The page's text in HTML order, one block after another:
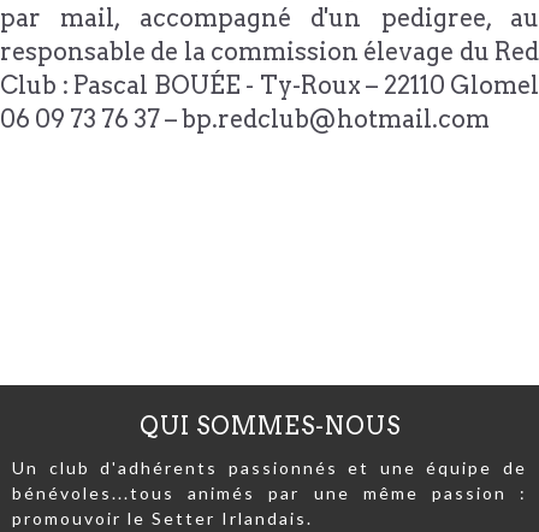
par mail, accompagné d'un pedigree, au
responsable de la commission élevage du Red
Club : Pascal BOUÉE - Ty-Roux – 22110 Glomel
06 09 73 76 37 – bp.redclub@hotmail.com
QUI SOMMES-NOUS
Un club d'adhérents passionnés et une équipe de
bénévoles...tous animés par une même passion :
promouvoir le Setter Irlandais.